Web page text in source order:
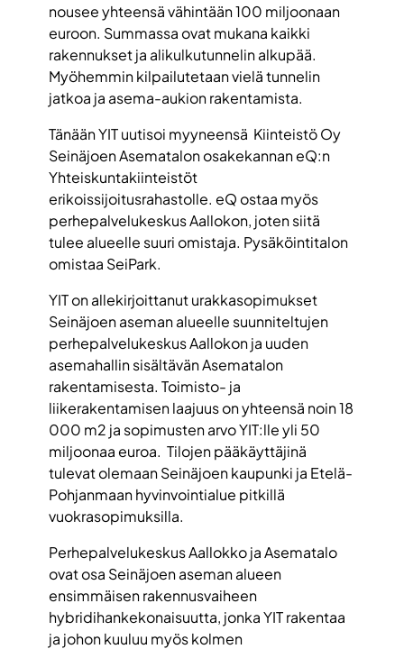
nousee yhteensä vähintään 100 miljoonaan
euroon. Summassa ovat mukana kaikki
rakennukset ja alikulkutunnelin alkupää.
Myöhemmin kilpailutetaan vielä tunnelin
jatkoa ja asema-aukion rakentamista.
Tänään YIT uutisoi myyneensä Kiinteistö Oy
Seinäjoen Asematalon osakekannan eQ:n
Yhteiskuntakiinteistöt
erikoissijoitusrahastolle. eQ ostaa myös
perhepalvelukeskus Aallokon, joten siitä
tulee alueelle suuri omistaja. Pysäköintitalon
omistaa SeiPark.
YIT on allekirjoittanut urakkasopimukset
Seinäjoen aseman alueelle suunniteltujen
perhepalvelukeskus Aallokon ja uuden
asemahallin sisältävän Asematalon
rakentamisesta. Toimisto- ja
liikerakentamisen laajuus on yhteensä noin 18
000 m2 ja sopimusten arvo YIT:lle yli 50
miljoonaa euroa. Tilojen pääkäyttäjinä
tulevat olemaan Seinäjoen kaupunki ja Etelä-
Pohjanmaan hyvinvointialue pitkillä
vuokrasopimuksilla.
Perhepalvelukeskus Aallokko ja Asematalo
ovat osa Seinäjoen aseman alueen
ensimmäisen rakennusvaiheen
hybridihankekonaisuutta, jonka YIT rakentaa
ja johon kuuluu myös kolmen